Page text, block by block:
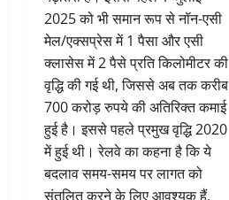
2025 को भी समान रूप से नॉन-एसी
मेल/एक्सप्रेस में 1 पैसा और एसी
क्लासेस में 2 पैसे प्रति किलोमीटर की
वृद्धि की गई थी, जिससे अब तक करीब
700 करोड़ रुपये की अतिरिक्त कमाई
हुई है। इससे पहले प्रमुख वृद्धि 2020
में हुई थी। रेलवे का कहना है कि ये
बदलाव समय-समय पर लागत को
संतुलित करने के लिए आवश्यक हैं,